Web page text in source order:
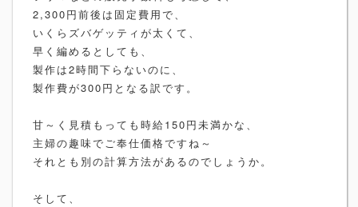
2,300円前後は固定費用で、
いくらズバゲッティが太くて、
早く編めるとしても、
製作は2時間下らないのに、
製作費が300円となる訳です。
甘～く見積もっても時給150円未満かな、
主婦の趣味でご奉仕価格ですね～
それとも別の計算方法があるのでしょうか。
そして、